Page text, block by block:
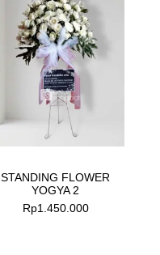
STANDING FLOWER
YOGYA 2
Rp1.450.000